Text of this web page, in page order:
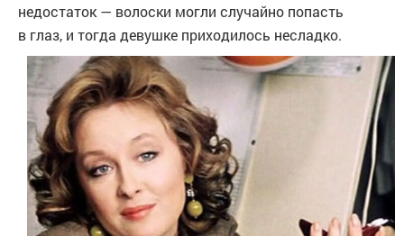
недостаток — волоски могли случайно попасть
в глаз, и тогда девушке приходилось несладко.